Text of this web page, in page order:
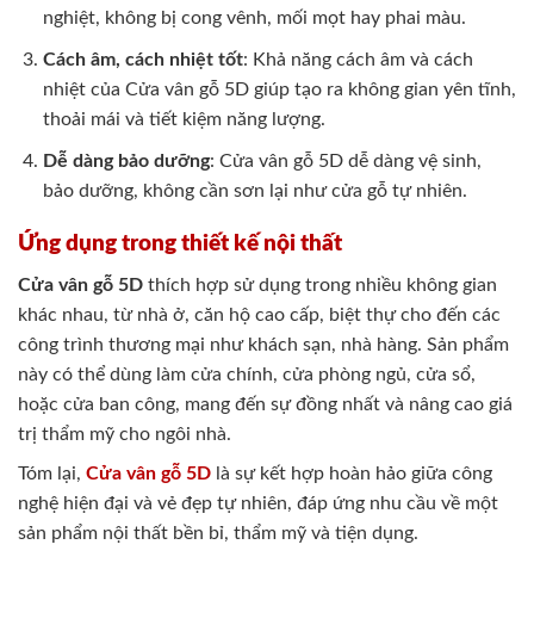
nghiệt, không bị cong vênh, mối mọt hay phai màu.
Cách âm, cách nhiệt tốt: Khả năng cách âm và cách
nhiệt của Cửa vân gỗ 5D giúp tạo ra không gian yên tĩnh,
thoải mái và tiết kiệm năng lượng.
Dễ dàng bảo dưỡng: Cửa vân gỗ 5D dễ dàng vệ sinh,
bảo dưỡng, không cần sơn lại như cửa gỗ tự nhiên.
Ứng dụng trong thiết kế nội thất
Cửa vân gỗ 5D thích hợp sử dụng trong nhiều không gian
khác nhau, từ nhà ở, căn hộ cao cấp, biệt thự cho đến các
công trình thương mại như khách sạn, nhà hàng. Sản phẩm
này có thể dùng làm cửa chính, cửa phòng ngủ, cửa sổ,
hoặc cửa ban công, mang đến sự đồng nhất và nâng cao giá
trị thẩm mỹ cho ngôi nhà.
Tóm lại, Cửa vân gỗ 5D là sự kết hợp hoàn hảo giữa công
nghệ hiện đại và vẻ đẹp tự nhiên, đáp ứng nhu cầu về một
sản phẩm nội thất bền bỉ, thẩm mỹ và tiện dụng.